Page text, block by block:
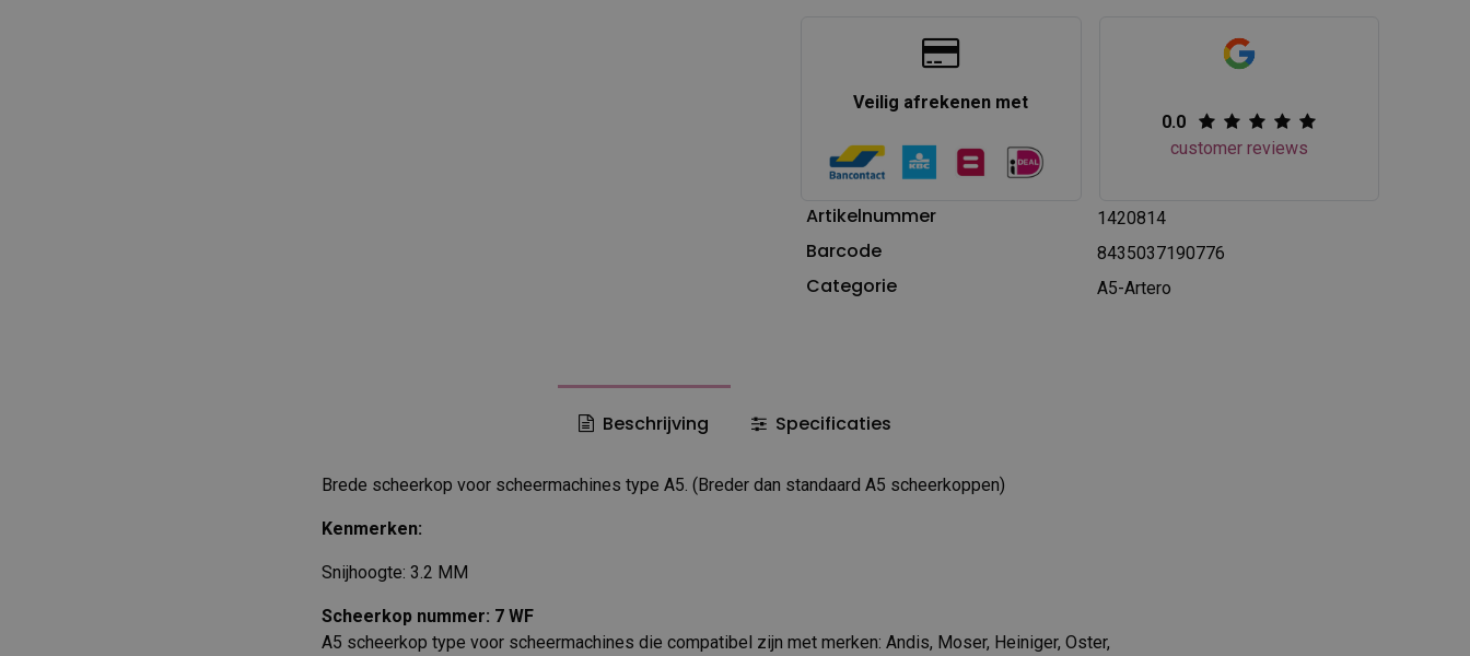
Veilig afrekenen met
0.0
customer reviews
Artikelnummer 1420814
Barcode 8435037190776
Categorie A5-Artero
Beschrijving Specificaties
Brede scheerkop voor scheermachines type A5. (Breder dan standaard A5 scheerkoppen)
Kenmerken:
Snijhoogte: 3.2 MM
Scheerkop nummer: 7 WF
A5 scheerkop type voor scheermachines die compatibel zijn met merken: Andis, Moser, Heiniger, Oster,